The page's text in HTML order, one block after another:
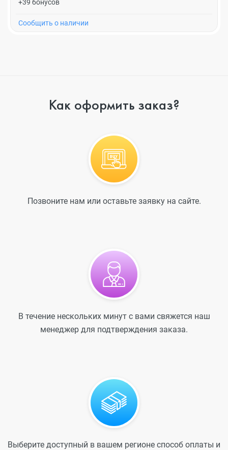
+39 бонусов
Cообщить о наличии
Как оформить заказ?
Позвоните нам или оставьте заявку на сайте.
В течение нескольких минут с вами свяжется наш
менеджер для подтверждения заказа.
Выберите доступный в вашем регионе способ оплаты и